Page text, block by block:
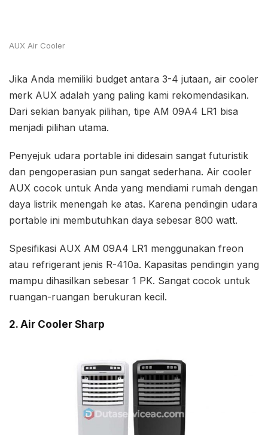
AUX Air Cooler
Jika Anda memiliki budget antara 3-4 jutaan, air cooler
merk AUX adalah yang paling kami rekomendasikan.
Dari sekian banyak pilihan, tipe AM 09A4 LR1 bisa
menjadi pilihan utama.
Penyejuk udara portable ini didesain sangat futuristik
dan pengoperasian pun sangat sederhana. Air cooler
AUX cocok untuk Anda yang mendiami rumah dengan
daya listrik menengah ke atas. Karena pendingin udara
portable ini membutuhkan daya sebesar 800 watt.
Spesifikasi AUX AM 09A4 LR1 menggunakan freon
atau refrigerant jenis R-410a. Kapasitas pendingin yang
mampu dihasilkan sebesar 1 PK. Sangat cocok untuk
ruangan-ruangan berukuran kecil.
2. Air Cooler Sharp